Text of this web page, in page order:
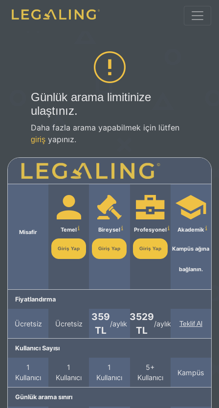
Günlük arama limitinize
ulaştınız.
Daha fazla arama yapabilmek için lütfen
giriş yapınız.
Misafir Temel
Giriş Yap
Bireysel
Giriş Yap
Profesyonel
Giriş Yap
Akademik
Kampüs ağına
bağlanın.
Fiyatlandırma
Ücretsiz Ücretsiz
359
TL
/aylık
3529
TL
/aylık Teklif Al
Kullanıcı Sayısı
1
Kullanıcı
1
Kullanıcı
1
Kullanıcı
5+
Kullanıcı
Kampüs
Günlük arama sınırı